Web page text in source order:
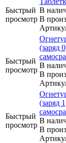
Быстрый
просмотр
В
В
Быстрый
просмотр
(заряд
В
В
Быстрый
просмотр
(заряд
В
В